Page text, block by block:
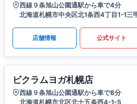
西線９条旭山公園通駅から車で4分
北海道札幌市中央区北1条西4丁目1-1三
店舗情報 公式サイト
ビクラムヨガ札幌店
西線９条旭山公園通駅から車で8分
北海道札幌市北区北十五条西4-1-5